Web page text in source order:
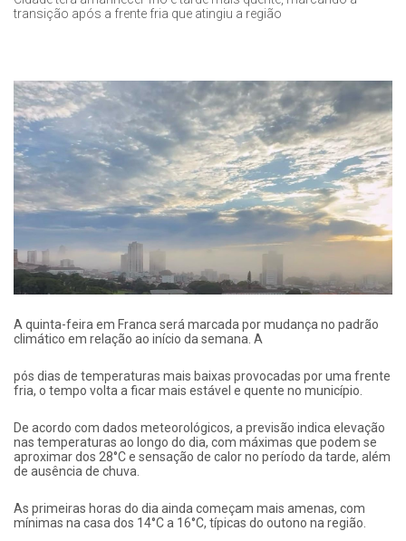
transição após a frente fria que atingiu a região
A quinta-feira em Franca será marcada por mudança no padrão
climático em relação ao início da semana. A
pós dias de temperaturas mais baixas provocadas por uma frente
fria, o tempo volta a ficar mais estável e quente no município.
De acordo com dados meteorológicos, a previsão indica elevação
nas temperaturas ao longo do dia, com máximas que podem se
aproximar dos 28°C e sensação de calor no período da tarde, além
de ausência de chuva.
As primeiras horas do dia ainda começam mais amenas, com
mínimas na casa dos 14°C a 16°C, típicas do outono na região.